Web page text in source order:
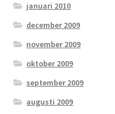
januari 2010
december 2009
november 2009
oktober 2009
september 2009
augusti 2009